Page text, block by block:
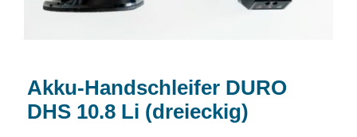
Akku-Handschleifer DURO
DHS 10.8 Li (dreieckig)